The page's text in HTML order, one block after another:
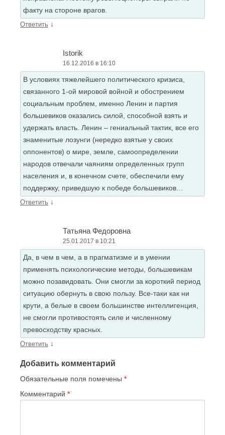
факту на стороне врагов.
Ответить ↓
Istorik
16.12.2016 в 16:10
В условиях тяжелейшего политического кризиса,
связанного 1-ой мировой войной и обострением
социальным проблем, именно Ленин и партия
большевиков оказались силой, способной взять и
удержать власть. Ленин – гениальный тактик, все его
знаменитые лозунги (нередко взятые у своих
оппонентов) о мире, земле, самоопределении
народов отвечали чаяниям определенных групп
населения и, в конечном счете, обеспечили ему
поддержку, приведшую к победе большевиков…
Ответить ↓
Татьяна Федоровна
25.01.2017 в 10:21
Да, в чем в чем, а в прагматизме и в умении
применять психологические методы, большевикам
можно позавидовать. Они смогли за короткий период
ситуацию обернуть в свою пользу. Все-таки как ни
крути, а белые в своем большинстве интеллигенция,
не смогли противостоять силе и численному
превосходству красных.
Ответить ↓
Добавить комментарий
Обязательные поля помечены *
Комментарий *